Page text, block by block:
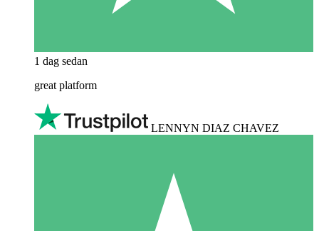
1 dag sedan
great platform
LENNYN DIAZ CHAVEZ